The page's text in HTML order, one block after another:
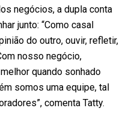
negócios, a dupla conta
junto: “Como casal
do outro, ouvir, refletir,
nosso negócio,
quando sonhado
somos uma equipe, tal
comenta Tatty.